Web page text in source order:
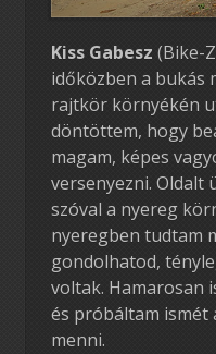
Kiss Gabesz (Bike-
időközben a bukás
rajtkör környékén
döntöttem, hogy
magam, képes
versenyezni. Oldalt
szóval a nyereg
nyeregben tudtam
gondolhatod,
voltak. Hamarosan
és próbáltam ismét
menni.